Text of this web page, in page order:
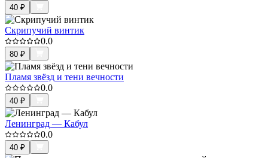
40 ₽
Скрипучий винтик
0.0
80 ₽
Пламя звёзд и тени вечности
0.0
40 ₽
Ленинград — Кабул
0.0
40 ₽